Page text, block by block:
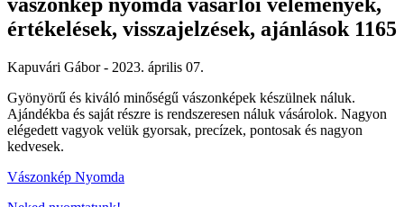
értékelések, visszajelzések, ajánlások 1165
Kapuvári Gábor - 2023. április 07.
Gyönyörű és kiváló minőségű vászonképek készülnek náluk.
Ajándékba és saját részre is rendszeresen náluk vásárolok. Nagyon
elégedett vagyok velük gyorsak, precízek, pontosak és nagyon
kedvesek.
Vászonkép Nyomda